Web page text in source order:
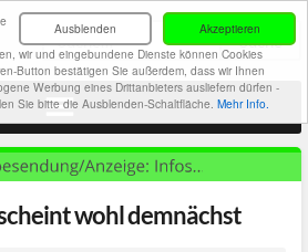
Akzeptieren
Ausblenden
wir und eingebundene Dienste können Cookies
Button bestätigen Sie außerdem, dass wir Ihnen
Werbung eines Drittanbieters ausliefern dürfen -
Sie bitte die Ausblenden-Schaltfläche. Mehr Info.
wohl demnächst